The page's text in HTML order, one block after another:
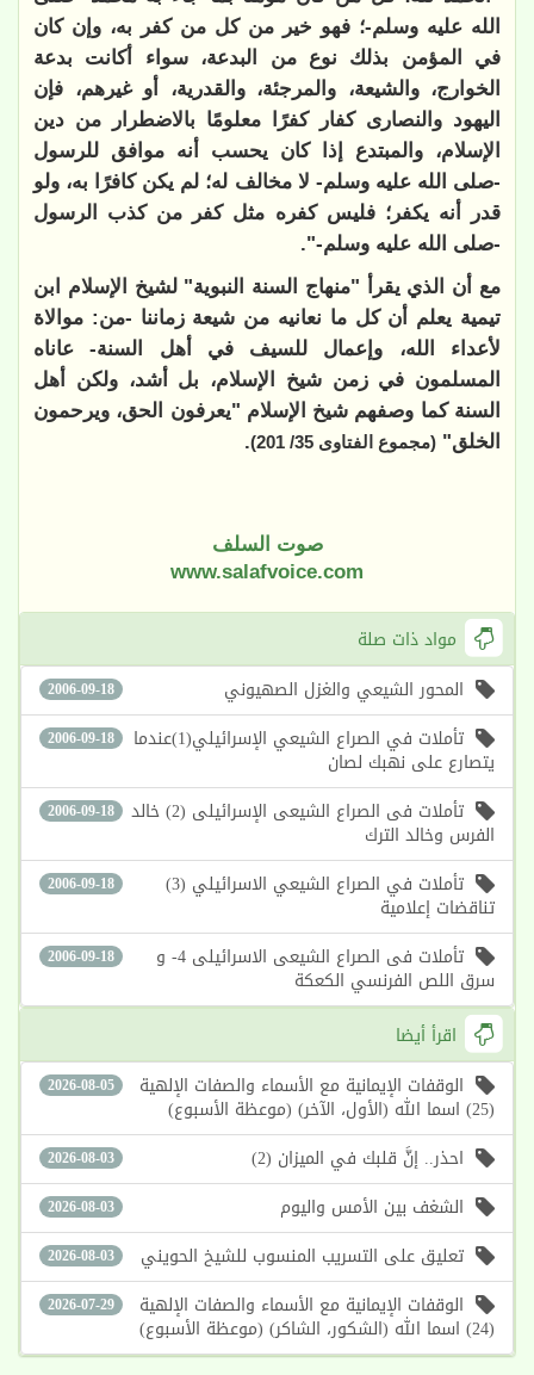
الله عليه وسلم-؛ فهو خير من كل من كفر به، وإن كان
في المؤمن بذلك نوع من البدعة، سواء أكانت بدعة
الخوارج، والشيعة، والمرجئة، والقدرية، أو غيرهم، فإن
اليهود والنصارى كفار كفرًا معلومًا بالاضطرار من دين
الإسلام، والمبتدع إذا كان يحسب أنه موافق للرسول
-صلى الله عليه وسلم- لا مخالف له؛ لم يكن كافرًا به، ولو
قدر أنه يكفر؛ فليس كفره مثل كفر من كذب الرسول
-صلى الله عليه وسلم-".
مع أن الذي يقرأ "منهاج السنة النبوية" لشيخ الإسلام ابن
تيمية يعلم أن كل ما نعانيه من شيعة زماننا -من: موالاة
لأعداء الله، وإعمال للسيف في أهل السنة- عاناه
المسلمون في زمن شيخ الإسلام، بل أشد، ولكن أهل
السنة كما وصفهم شيخ الإسلام "يعرفون الحق، ويرحمون
الخلق" (مجموع الفتاوى 35/ 201) .
صوت السلف
www.salafvoice.com
مواد ذات صلة
2006-09-18 المحور الشيعي والغزل الصهيوني
2006-09-18 تأملات في الصراع الشيعي الإسرائيلي(1)عندما
يتصارع على نهبك لصان
2006-09-18 تأملات فى الصراع الشيعى الإسرائيلى (2) خالد
الفرس وخالد الترك
2006-09-18 تأملات في الصراع الشيعي الاسرائيلي (3)
تناقضات إعلامية
2006-09-18 تأملات فى الصراع الشيعى الاسرائيلى 4- و
سرق اللص الفرنسي الكعكة
اقرأ أيضا
2026-08-05 الوقفات الإيمانية مع الأسماء والصفات الإلهية
(25) اسما الله (الأول، الآخر) (موعظة الأسبوع)
2026-08-03 احذر.. إنَّ قلبك في الميزان (2)
2026-08-03 الشغف بين الأمس واليوم
2026-08-03 تعليق على التسريب المنسوب للشيخ الحويني
2026-07-29 الوقفات الإيمانية مع الأسماء والصفات الإلهية
(24) اسما الله (الشكور، الشاكر) (موعظة الأسبوع)